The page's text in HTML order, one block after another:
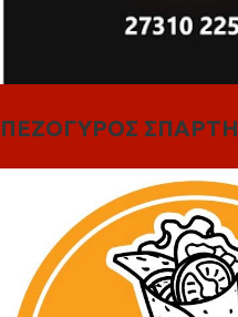
ΠΕΖΟΓΥΡΟΣ ΣΠΑΡΤΗ